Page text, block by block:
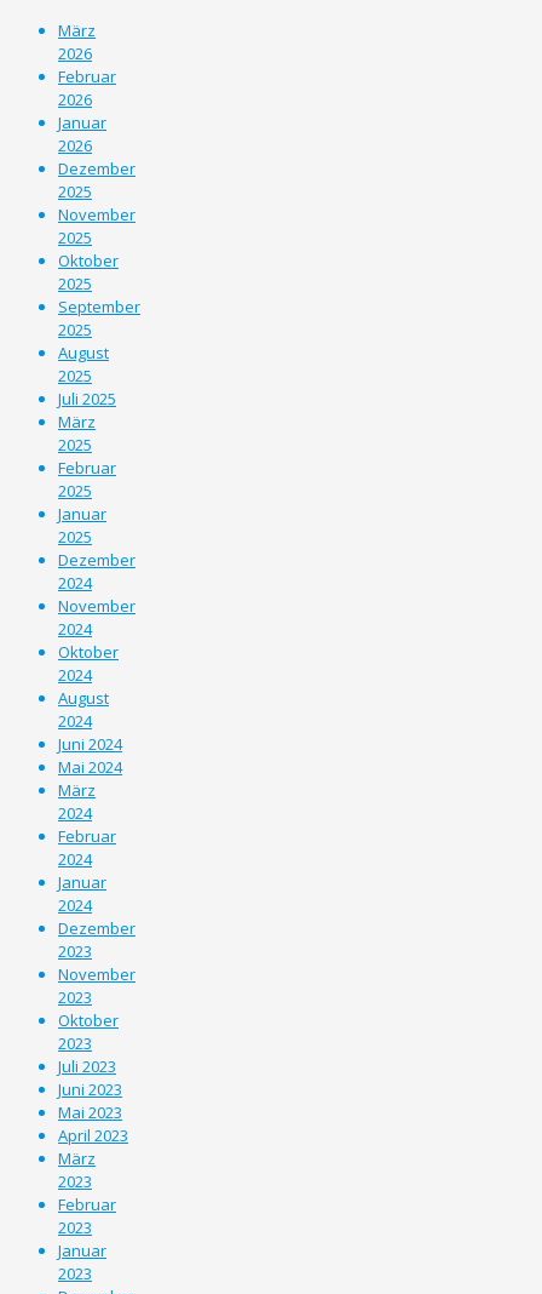
März
2026
Februar
2026
Januar
2026
Dezember
2025
November
2025
Oktober
2025
September
2025
August
2025
Juli 2025
März
2025
Februar
2025
Januar
2025
Dezember
2024
November
2024
Oktober
2024
August
2024
Juni 2024
Mai 2024
März
2024
Februar
2024
Januar
2024
Dezember
2023
November
2023
Oktober
2023
Juli 2023
Juni 2023
Mai 2023
April 2023
März
2023
Februar
2023
Januar
2023